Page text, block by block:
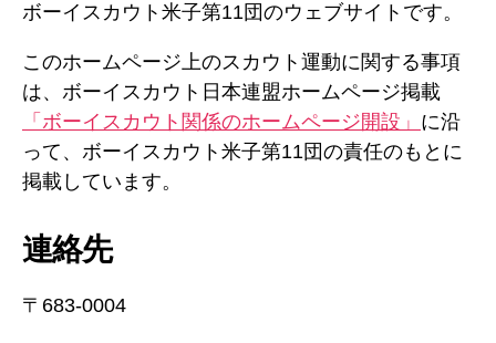
ボーイスカウト米子第11団のウェブサイトです。
このホームページ上のスカウト運動に関する事項
は、ボーイスカウト日本連盟ホームページ掲載
「ボーイスカウト関係のホームページ開設」 に沿
って、ボーイスカウト米子第11団の責任のもとに
掲載しています。
連絡先
〒683-0004